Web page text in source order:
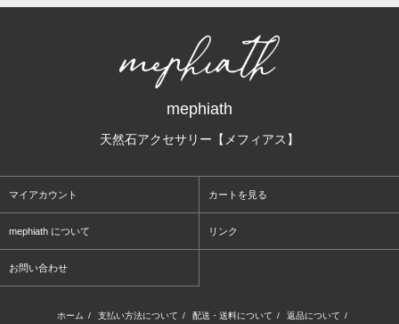
mephiath
天然石アクセサリー【メフィアス】
マイアカウント カートを見る
mephiath について リンク
お問い合わせ
ホーム / 支払い方法について / 配送・送料について / 返品について /